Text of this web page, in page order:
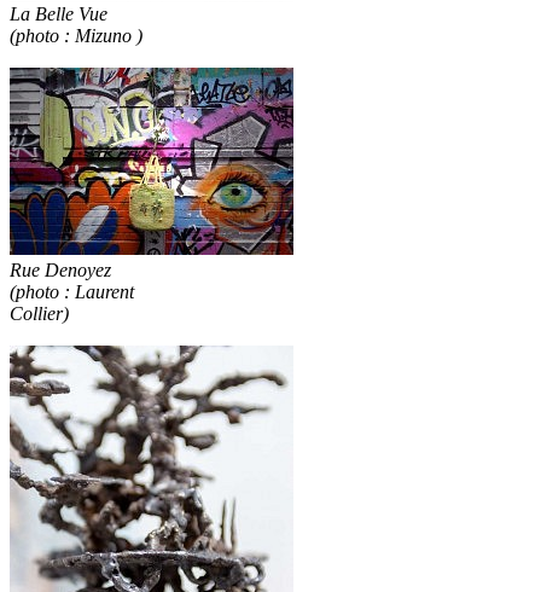
La Belle Vue
(photo : Mizuno )
Rue Denoyez
(photo : Laurent
Collier)